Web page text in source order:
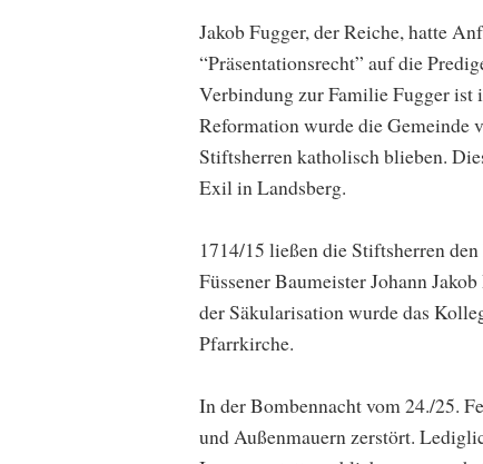
Jakob Fugger, der Reiche, hatte
“Präsentationsrecht” auf die
Verbindung zur Familie Fugger
Reformation wurde die Gemeinde
Stiftsherren katholisch blieben.
Exil in Landsberg.
1714/15 ließen die Stiftsherren
Füssener Baumeister Johann
der Säkularisation wurde das
Pfarrkirche.
In der Bombennacht vom 24./25.
und Außenmauern zerstört.